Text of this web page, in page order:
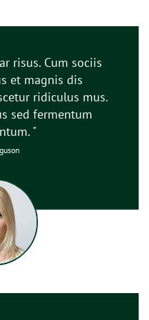
risus. Cum sociis
et magnis dis
ridiculus mus.
sed fermentum
"